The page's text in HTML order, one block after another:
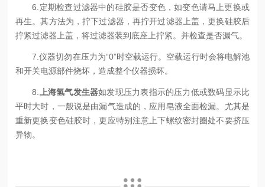
6.定期检查过滤器中的硅胶是否变色，如变色请马上更换或
再生。其方法为，拧下过滤器，再拧开过滤器上盖，更换硅胶后
拧紧过滤器上盖，将过滤器装到底座上拧紧。并检查是否漏气。
7.仪器切勿在压力为“0”时空载运行。空载运行时会将电解池
和开关电源部件烧坏，造成整个仪器损坏。
8. 上海氢气发生器如发现压力表指示的压力低或数码显示比
平时大时，一般说是由漏气造成的，应用皂液全面检漏。尤其是
重新更换变色硅胶时，更应特别注意上下螺纹密封圈处不要挤压
异物。